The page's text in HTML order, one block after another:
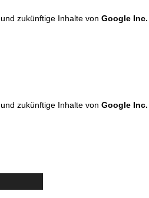
zukünftige Inhalte von Google Inc.
zukünftige Inhalte von Google Inc.